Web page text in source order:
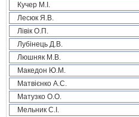
Кучер М.І.
Лесюк Я.В.
Лівік О.П.
Лубінець Д.В.
Люшняк М.В.
Македон Ю.М.
Матвієнко А.С.
Матузко О.О.
Мельник С.І.